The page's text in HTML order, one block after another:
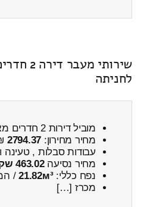
שירותי
לחניתה
מוביל דירות 2 חדרים מאיתמר ← לחניתה
מחיר מחירון: 2794.37
עבודות סבלות , טעינה
מחיר נסיעה463.02 שקל
נפח כללי:21.82м³
/
מכרז […]